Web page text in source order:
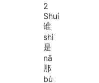
2
Shuí
谁
shì
是
nā
那
bù